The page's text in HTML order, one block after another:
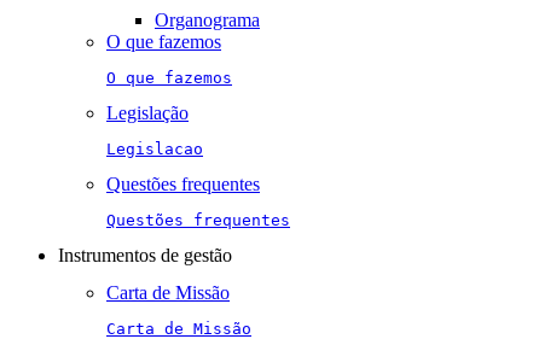
Organograma
O que fazemos
O que fazemos
Legislação
Legislacao
Questões frequentes
Questões frequentes
Instrumentos de gestão
Carta de Missão
Carta de Missão